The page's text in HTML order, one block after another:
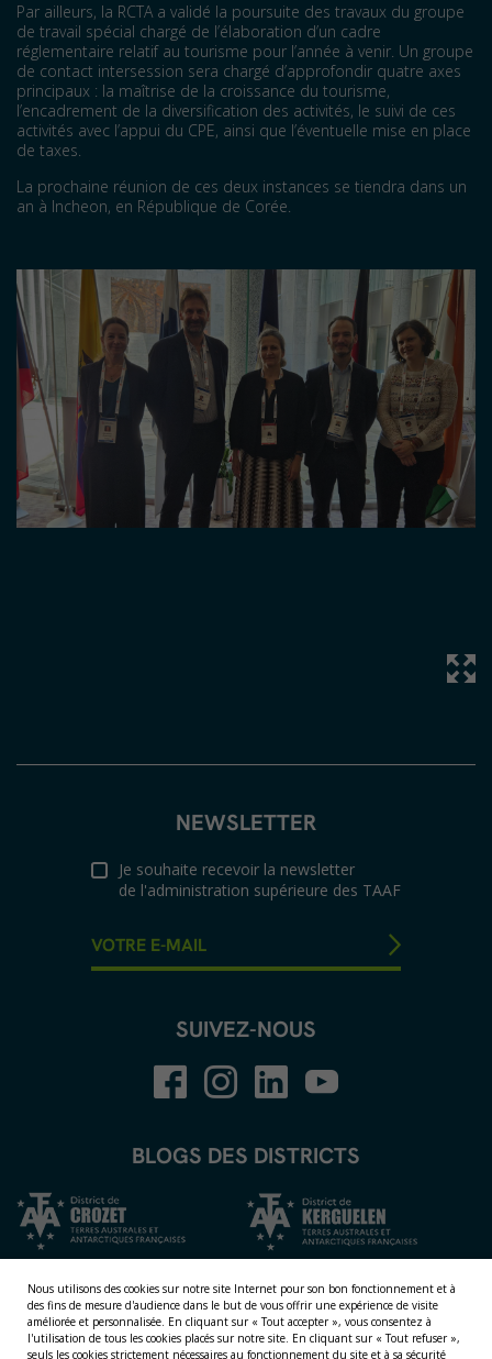
Par ailleurs, la RCTA a validé la poursuite des travaux du groupe
de travail spécial chargé de l’élaboration d’un cadre
réglementaire relatif au tourisme pour l’année à venir. Un groupe
de contact intersession sera chargé d’approfondir quatre axes
principaux : la maîtrise de la croissance du tourisme,
l’encadrement de la diversification des activités, le suivi de ces
activités avec l’appui du CPE, ainsi que l’éventuelle mise en place
de taxes.
La prochaine réunion de ces deux instances se tiendra dans un
an à Incheon, en République de Corée.
NEWSLETTER
Je souhaite recevoir la newsletter
de l'administration supérieure des TAAF
SUIVEZ-NOUS
BLOGS DES DISTRICTS
Nous utilisons des cookies sur notre site Internet pour son bon fonctionnement et à
des fins de mesure d'audience dans le but de vous offrir une expérience de visite
améliorée et personnalisée. En cliquant sur « Tout accepter », vous consentez à
l'utilisation de tous les cookies placés sur notre site. En cliquant sur « Tout refuser »,
seuls les cookies strictement nécessaires au fonctionnement du site et à sa sécurité